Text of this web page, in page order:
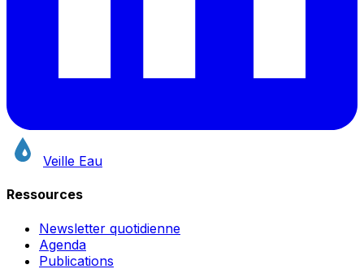
Veille Eau
Ressources
Newsletter quotidienne
Agenda
Publications